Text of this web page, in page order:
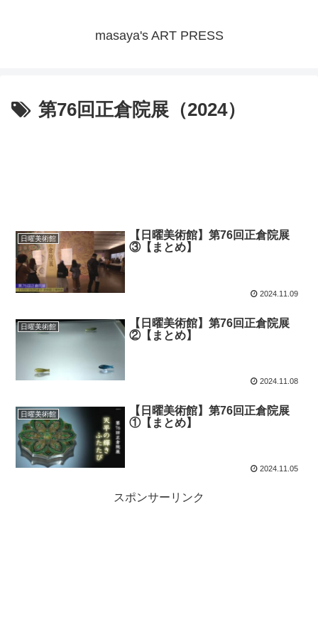
masaya's ART PRESS
第76回正倉院展（2024）
日曜美術館
【日曜美術館】第76回正倉院展
③【まとめ】
2024.11.09
日曜美術館
【日曜美術館】第76回正倉院展
②【まとめ】
2024.11.08
日曜美術館
【日曜美術館】第76回正倉院展
①【まとめ】
2024.11.05
スポンサーリンク